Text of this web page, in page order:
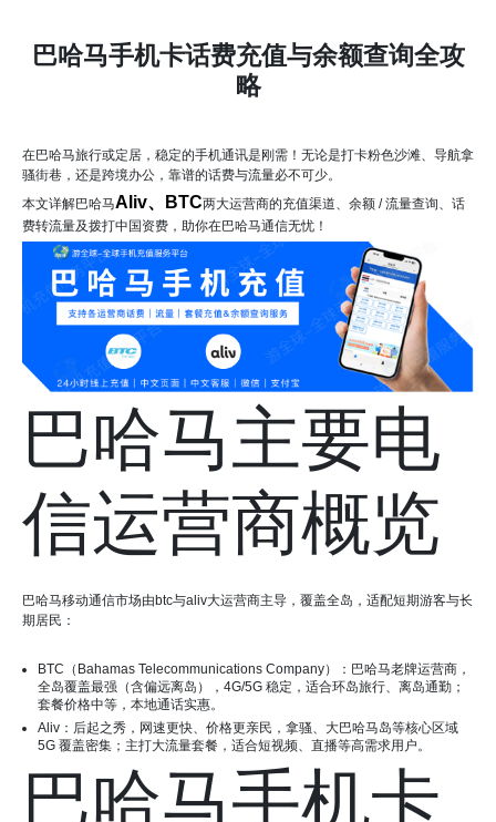
巴哈马手机卡话费充值与余额查询全攻
略
在巴哈马旅行或定居，稳定的手机通讯是刚需！无论是打卡粉色沙滩、导航拿
骚街巷，还是跨境办公，靠谱的话费与流量必不可少。
本文详解巴哈马Aliv、BTC两大运营商的充值渠道、余额 / 流量查询、话
费转流量及拨打中国资费，助你在巴哈马通信无忧！
巴哈马主要电
信运营商概览
巴哈马移动通信市场由btc与aliv大运营商主导，覆盖全岛，适配短期游客与长
期居民：
BTC（Bahamas Telecommunications Company）：巴哈马老牌运营商，
全岛覆盖最强（含偏远离岛），4G/5G 稳定，适合环岛旅行、离岛通勤；
套餐价格中等，本地通话实惠。
Aliv：后起之秀，网速更快、价格更亲民，拿骚、大巴哈马岛等核心区域
5G 覆盖密集；主打大流量套餐，适合短视频、直播等高需求用户。
巴哈马手机卡